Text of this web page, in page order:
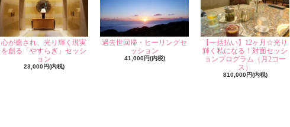
心が癒され、光り輝く現実
を創る「やすらぎ」セッシ
ョン
23,000円(内税)
過去世回帰・ヒーリングセ
ッション
41,000円(内税)
【一括払い】12ヶ月☆光り
輝く私になる！対面セッシ
ョンプログラム（月2コー
ス）
810,000円(内税)